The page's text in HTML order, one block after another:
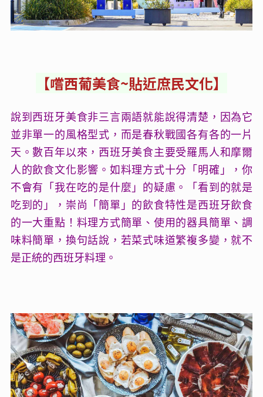
【嚐西葡美食~貼近庶民文化】
說到西班牙美食非三言兩語就能說得清楚，因為它
並非單一的風格型式，而是春秋戰國各有各的一片
天。數百年以來，西班牙美食主要受羅馬人和摩爾
人的飲食文化影響。如料理方式十分「明確」，你
不會有「我在吃的是什麼」的疑慮。「看到的就是
吃到的」，崇尚「簡單」的飲食特性是西班牙飲食
的一大重點！料理方式簡單、使用的器具簡單、調
味料簡單，換句話說，若菜式味道繁複多變，就不
是正統的西班牙料理。